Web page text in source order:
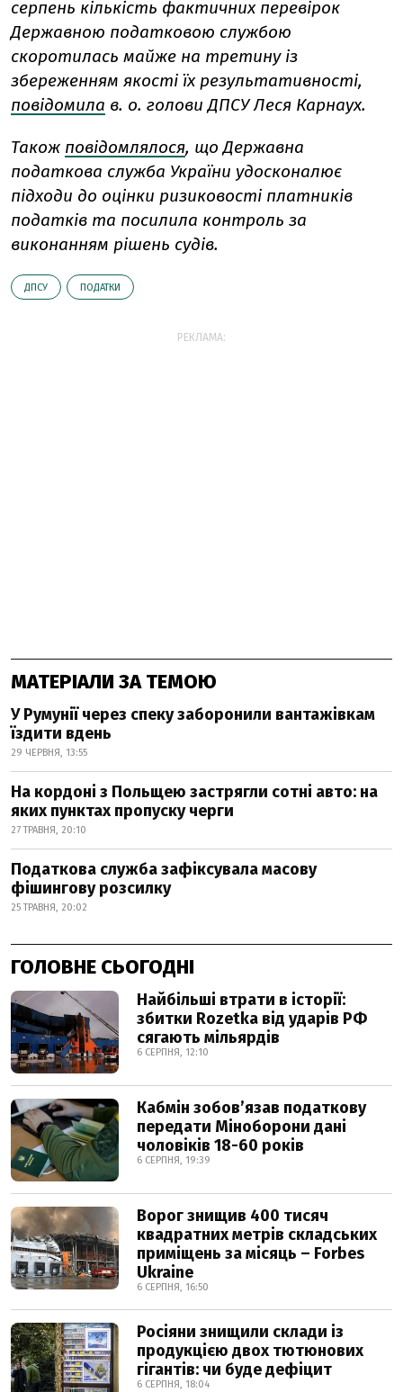
серпень кількість фактичних перевірок
Державною податковою службою
скоротилась майже на третину із
збереженням якості їх результативності,
повідомила в. о. голови ДПСУ Леся Карнаух.
Також повідомлялося, що Державна
податкова служба України удосконалює
підходи до оцінки ризиковості платників
податків та посилила контроль за
виконанням рішень судів.
ДПСУ ПОДАТКИ
РЕКЛАМА:
МАТЕРІАЛИ ЗА ТЕМОЮ
У Румунії через спеку заборонили вантажівкам
їздити вдень
29 ЧЕРВНЯ, 13:55
На кордоні з Польщею застрягли сотні авто: на
яких пунктах пропуску черги
27 ТРАВНЯ, 20:10
Податкова служба зафіксувала масову
фішингову розсилку
25 ТРАВНЯ, 20:02
ГОЛОВНЕ СЬОГОДНІ
Найбільші втрати в історії:
збитки Rozetka від ударів РФ
сягають мільярдів
6 СЕРПНЯ, 12:10
Кабмін зобовʼязав податкову
передати Міноборони дані
чоловіків 18-60 років
6 СЕРПНЯ, 19:39
Ворог знищив 400 тисяч
квадратних метрів складських
приміщень за місяць – Forbes
Ukraine
6 СЕРПНЯ, 16:50
Росіяни знищили склади із
продукцією двох тютюнових
гігантів: чи буде дефіцит
6 СЕРПНЯ, 18:04